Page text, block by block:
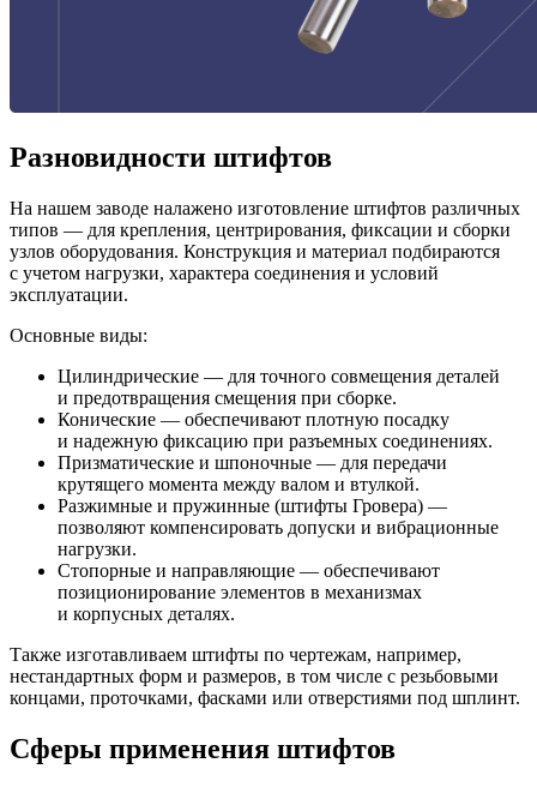
Разновидности штифтов
На нашем заводе налажено изготовление штифтов различных
типов — для крепления, центрирования, фиксации и сборки
узлов оборудования. Конструкция и материал подбираются
с учетом нагрузки, характера соединения и условий
эксплуатации.
Основные виды:
Цилиндрические — для точного совмещения деталей
и предотвращения смещения при сборке.
Конические — обеспечивают плотную посадку
и надежную фиксацию при разъемных соединениях.
Призматические и шпоночные — для передачи
крутящего момента между валом и втулкой.
Разжимные и пружинные (штифты Гровера) —
позволяют компенсировать допуски и вибрационные
нагрузки.
Стопорные и направляющие — обеспечивают
позиционирование элементов в механизмах
и корпусных деталях.
Также изготавливаем штифты по чертежам, например,
нестандартных форм и размеров, в том числе с резьбовыми
концами, проточками, фасками или отверстиями под шплинт.
Сферы применения штифтов